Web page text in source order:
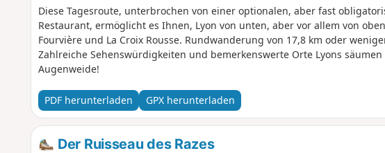
Diese Tagesroute, unterbrochen von einer optionalen, aber fast
Restaurant, ermöglicht es Ihnen, Lyon von unten, aber vor allem von
Fourvière und La Croix Rousse. Rundwanderung von 17,8 km oder
Zahlreiche Sehenswürdigkeiten und bemerkenswerte Orte Lyons
Augenweide!
PDF herunterladen GPX herunterladen
Der Ruisseau des Razes